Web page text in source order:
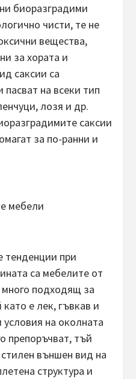
биоразградими
чисти, те не
вещества,
за хората и
саксии са
на всеки тип
лозя и др.
саксии
за по-ранни и
мебели
тенденции при
са мебелите от
подходящ за
е лек, гъвкав и
на околната
препоръчват, тъй
външен вид на
структура и